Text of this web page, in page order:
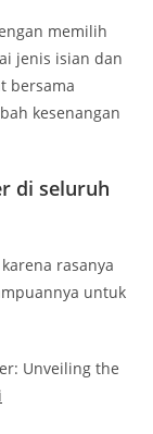
memilih
jenis isian dan
bersama
kesenangan
di seluruh
rasanya
untuk
Unveiling the